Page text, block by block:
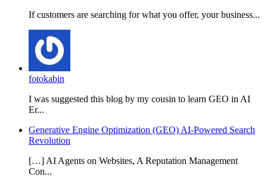
If customers are searching for what you offer, your business...
fotokabin
I was suggested this blog by my cousin to learn GEO in AI
Er...
Generative Engine Optimization (GEO) AI-Powered Search
Revolution
[…] AI Agents on Websites, A Reputation Management
Con...